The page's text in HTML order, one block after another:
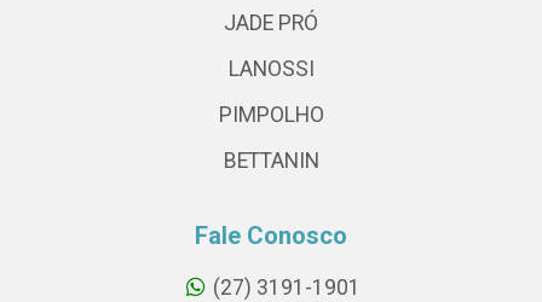
JADE PRÓ
LANOSSI
PIMPOLHO
BETTANIN
Fale Conosco
(27) 3191-1901